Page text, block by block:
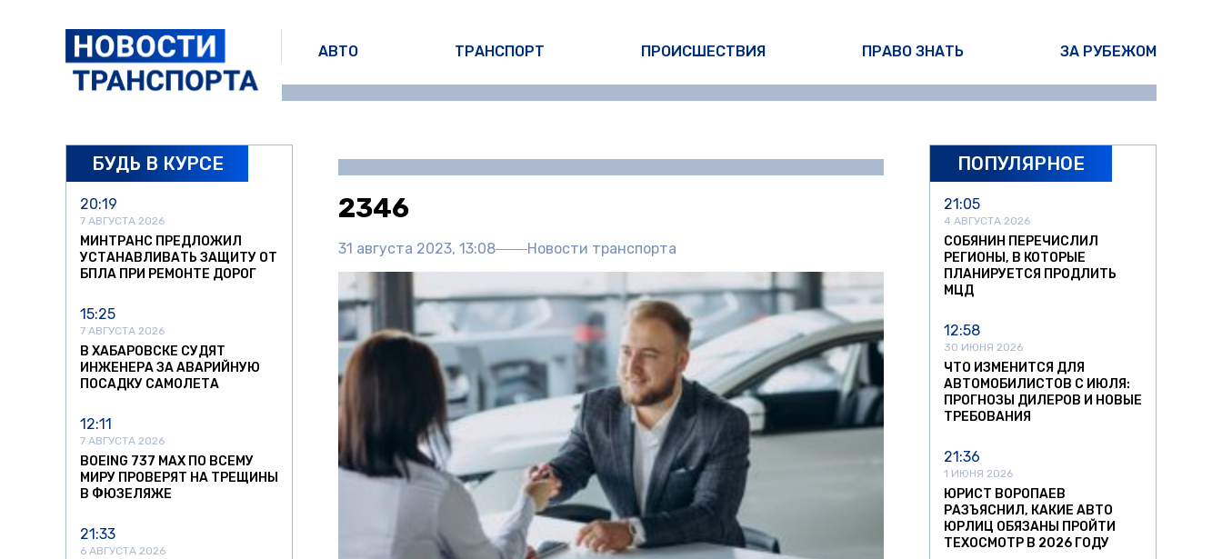
АВТО ТРАНСПОРТ ПРОИСШЕСТВИЯ ПРАВО ЗНАТЬ ЗА РУБЕЖОМ
БУДЬ В КУРСЕ
20:19
7 АВГУСТА 2026
МИНТРАНС ПРЕДЛОЖИЛ
УСТАНАВЛИВАТЬ ЗАЩИТУ ОТ
БПЛА ПРИ РЕМОНТЕ ДОРОГ
15:25
7 АВГУСТА 2026
В ХАБАРОВСКЕ СУДЯТ
ИНЖЕНЕРА ЗА АВАРИЙНУЮ
ПОСАДКУ САМОЛЕТА
12:11
7 АВГУСТА 2026
BOEING 737 MAX ПО ВСЕМУ
МИРУ ПРОВЕРЯТ НА ТРЕЩИНЫ
В ФЮЗЕЛЯЖЕ
21:33
6 АВГУСТА 2026
2346
31 августа 2023, 13:08 Новости транспорта
ПОПУЛЯРНОЕ
21:05
4 АВГУСТА 2026
СОБЯНИН ПЕРЕЧИСЛИЛ
РЕГИОНЫ, В КОТОРЫЕ
ПЛАНИРУЕТСЯ ПРОДЛИТЬ
МЦД
12:58
30 ИЮНЯ 2026
ЧТО ИЗМЕНИТСЯ ДЛЯ
АВТОМОБИЛИСТОВ С ИЮЛЯ:
ПРОГНОЗЫ ДИЛЕРОВ И НОВЫЕ
ТРЕБОВАНИЯ
21:36
1 ИЮНЯ 2026
ЮРИСТ ВОРОПАЕВ
РАЗЪЯСНИЛ, КАКИЕ АВТО
ЮРЛИЦ ОБЯЗАНЫ ПРОЙТИ
ТЕХОСМОТР В 2026 ГОДУ